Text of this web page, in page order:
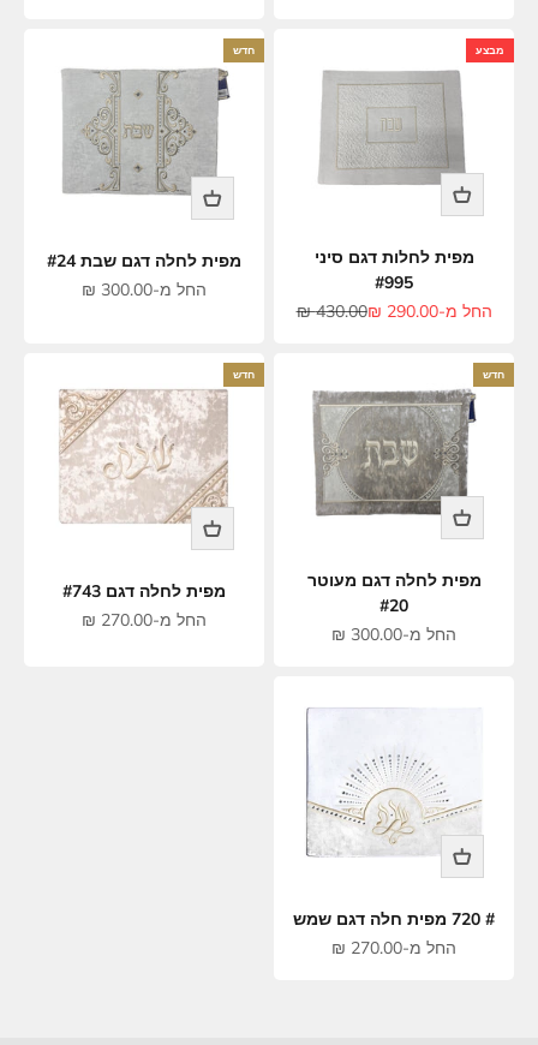
מבצע
מפית לחלות דגם סיני
#995
מחיר מבצע
החל מ-290.00 ₪ מחיר רגיל
430.00 ₪
חדש
מפית לחלה דגם שבת #24
מחיר מבצע
החל מ-300.00 ₪
חדש
מפית לחלה דגם מעוטר
#20
מחיר מבצע
החל מ-300.00 ₪
חדש
מפית לחלה דגם #743
מחיר מבצע
החל מ-270.00 ₪
# 720 מפית חלה דגם שמש
מחיר מבצע
החל מ-270.00 ₪